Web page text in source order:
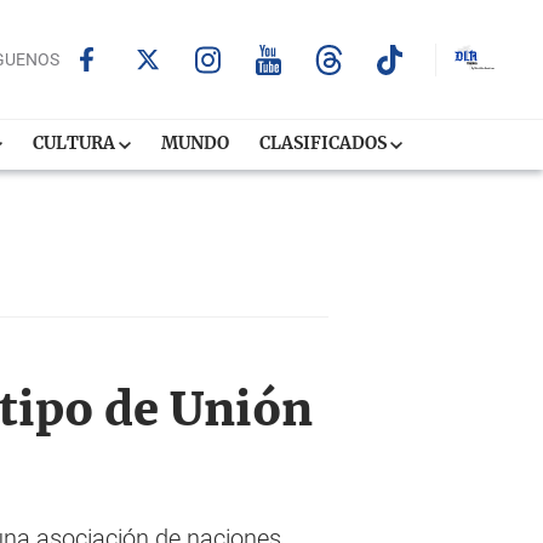
CULTURA MUNDO CLASIFICADOS
de Unión